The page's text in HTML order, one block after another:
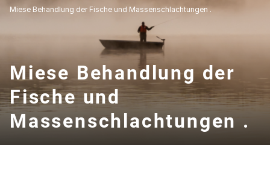
Miese Behandlung der Fische und Massenschlachtungen .
Miese Behandlung der
Fische und
Massenschlachtungen .